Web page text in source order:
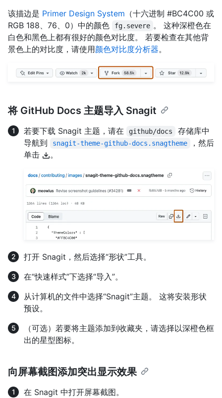
该描边是 Primer Design System （十六进制 #BC4C00 或
RGB 188、76、0）中的颜色
fg.severe 。 这种深橙色在
白色和黑色上都有很好的颜色对比度。 若要检查在其他背
景色上的对比度，请使用颜色对比度分析器。
将 GitHub Docs 主题导入 Snagit
若要下载 Snagit 主题，请在 github/docs
存储库中
导航到
snagit-theme-github-docs.snagtheme
，然后
单击
。
打开 Snagit，然后选择“形状”工具。
在“快速样式”下选择“导入”。
从计算机的文件中选择“Snagit”主题。 这将安装形状
预设。
（可选）若要将主题添加到收藏夹，请选择以深橙色框
出的星型图标。
向屏幕截图添加突出显示效果
在 Snagit 中打开屏幕截图。